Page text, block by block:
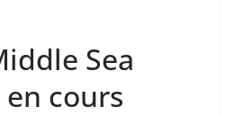
Sea
en cours